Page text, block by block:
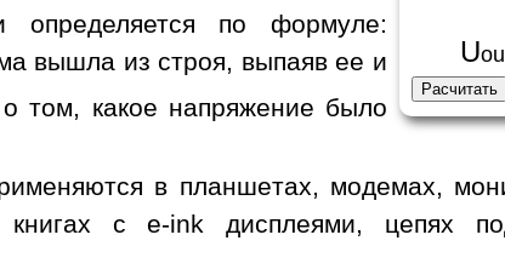
U
по формуле:
вышла из строя, выпаяв ее и
том, какое напряжение было
в планшетах, модемах,
с e-ink дисплеями, цепях